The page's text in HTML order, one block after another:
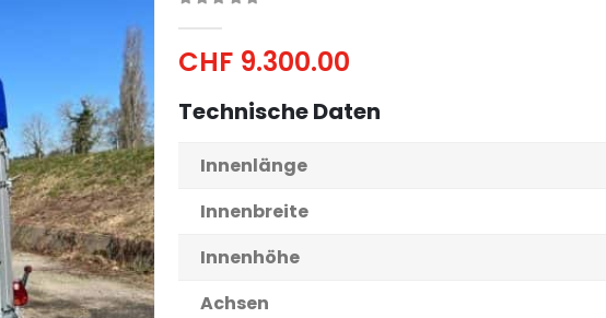
CHF 9.300.00
Technische Daten
Innenlänge
Innenbreite
Innenhöhe
Achsen